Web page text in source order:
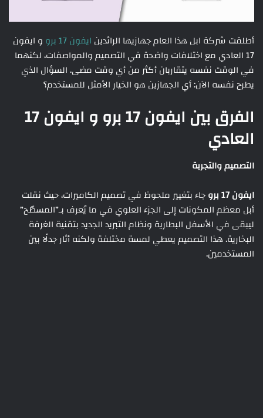
أطلقت شركة ابل هذا العام جهازيها الرائدين ايفون 17 برو
و ايفون
17 العادي مع اختلافات واضحة في التصميم والمواصفات، لكنهما
في الوقت نفسه يتقاربان أكثر من أي وقت مضى. السؤال الذي
يطرح نفسه الآن: أي الجهازين هو الخيار الأمثل للمستخدم؟
الفرق بين ايفون 17 برو و ايفون 17
العادي
التصميم والتجربة
ايفون 17 برو
جاء بتغيير ملحوظ في تصميم الكاميرات، حيث نقلت
أبل معظم المكونات إلى الجزء العلوي في ما يُعرف بـ”المسطّح”
ليبقى في الأسفل البطارية ونظام التبريد الجديد بتقنية الغرفة
البخارية. هذا التصميم يعطي لمسة مختلفة ولكنه أثار جدلًا بين
المستخدمين.